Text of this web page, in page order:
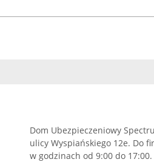
Dom Ubezpieczeniowy
ulicy Wyspiańskiego 12e. Do
w godzinach od 9:00 do